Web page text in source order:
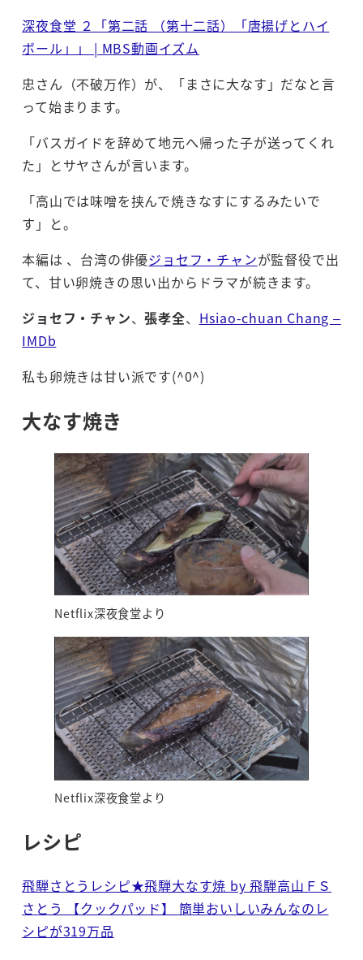
深夜食堂 ２「第二話 （第十二話）「唐揚げとハイ
ボール」」 | MBS動画イズム
忠さん（不破万作）が、「まさに大なす」だなと言
って始まります。
「バスガイドを辞めて地元へ帰った子が送ってくれ
た」とサヤさんが言います。
「高山では味噌を挟んで焼きなすにするみたいで
す」と。
本編は 、台湾の俳優ジョセフ・チャンが監督役で出
て、甘い卵焼きの思い出からドラマが続きます。
ジョセフ・チャン、張孝全、 Hsiao-chuan Chang –
IMDb
私も卵焼きは甘い派です(^0^)
大なす焼き
Netflix深夜食堂より
Netflix深夜食堂より
レシピ
飛騨さとうレシピ★飛騨大なす焼 by 飛騨高山ＦＳ
さとう 【クックパッド】 簡単おいしいみんなのレ
シピが319万品